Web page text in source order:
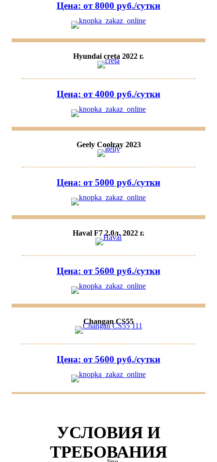
Цена: от 8000 руб./сутки
Hyundai creta 2022 г.
Цена: от 4000 руб./сутки
Geely Coolray 2023
Цена: от 5000 руб./сутки
Haval F7 2.0л. 2022 г.
Цена: от 5600 руб./сутки
Changan CS55
Цена: от 5600 руб./сутки
УСЛОВИЯ И
ТРЕБОВАНИЯ